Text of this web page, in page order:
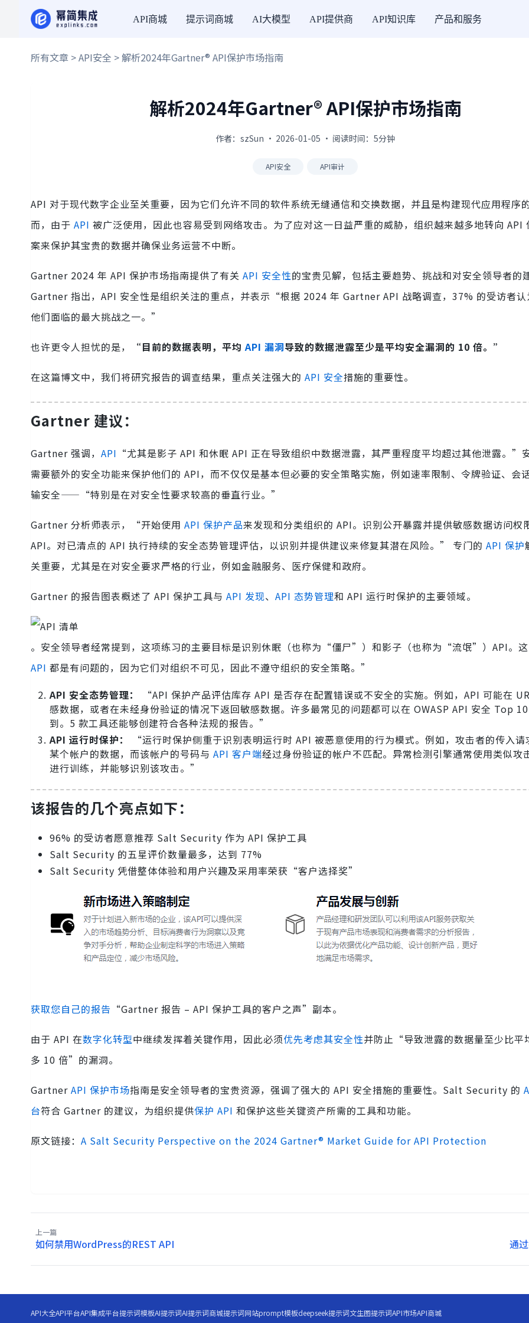
API商城 提示词商城 AI大模型 API提供商 API知识库 产品和服务
所有文章 >API安全 > 解析2024年Gartner® API保护市场指南
解析2024年Gartner® API保护市场指南
作者：szSun · 2026-01-05 · 阅读时间：5分钟
API安全 API审计
API 对于现代数字企业至关重要，因为它们允许不同的软件系统无缝通信和交换数据，并且是构建现代应用程序
而，由于 API 被广泛使用，因此也容易受到网络攻击。为了应对这一日益严重的威胁，组织越来越多地转向 API
案来保护其宝贵的数据并确保业务运营不中断。
Gartner 2024 年 API 保护市场指南提供了有关 API 安全性的宝贵见解，包括主要趋势、挑战和对安全领导者的
Gartner 指出，API 安全性是组织关注的重点，并表示“根据 2024 年 Gartner API 战略调查，37% 的受访者认
他们面临的最大挑战之一。”
也许更令人担忧的是， “目前的数据表明，平均API 漏洞导致的数据泄露至少是平均安全漏洞的 10 倍。”
在这篇博文中，我们将研究报告的调查结果，重点关注强大的 API 安全措施的重要性。
Gartner 建议：
Gartner 强调， API “尤其是影子 API 和休眠 API 正在导致组织中数据泄露，其严重程度平均超过其他泄露。”
需要额外的安全功能来保护他们的 API，而不仅仅是基本但必要的安全策略实施，例如速率限制、令牌验证、会
输安全——“特别是在对安全性要求较高的垂直行业。”
Gartner 分析师表示，“开始使用 API 保护产品来发现和分类组织的 API。识别公开暴露并提供敏感数据访问权
API。对已清点的 API 执行持续的安全态势管理评估，以识别并提供建议来修复其潜在风险。” 专门的 API 保护
关重要，尤其是在对安全要求严格的行业，例如金融服务、医疗保健和政府。
Gartner 的报告图表概述了 API 保护工具与 API 发现、 API 态势管理和 API 运行时保护的主要领域。
。安全领导者经常提到，这项练习的主要目标是识别休眠（也称为“僵尸”）和影子（也称为“流氓”）API。
API 都是有问题的，因为它们对组织不可见，因此不遵守组织的安全策略。”
API 安全态势管理：
“API 保护产品评估库存 API 是否存在配置错误或不安全的实施。例如，API 可能在
感数据，或者在未经身份验证的情况下返回敏感数据。许多最常见的问题都可以在 OWASP API 安全 Top
到。5 款工具还能够创建符合各种法规的报告。”
API 运行时保护：
“运行时保护侧重于识别表明运行时 API 被恶意使用的行为模式。例如，攻击者的传入请
某个帐户的数据，而该帐户的号码与 API 客户端经过身份验证的帐户不匹配。异常检测引擎通常使用类似攻
进行训练，并能够识别该攻击。”
该报告的几个亮点如下：
96% 的受访者愿意推荐 Salt Security 作为 API 保护工具
Salt Security 的五星评价数量最多，达到 77%
Salt Security 凭借整体体验和用户兴趣及采用率荣获“客户选择奖”
获取您自己的报告 “Gartner 报告 – API 保护工具的客户之声”副本。
由于 API 在数字化转型中继续发挥着关键作用，因此必须优先考虑其安全性并防止“导致泄露的数据量至少比平
多 10 倍”的漏洞。
Gartner API 保护市场指南是安全领导者的宝贵资源，强调了强大的 API 安全措施的重要性。Salt Security 的
台符合 Gartner 的建议，为组织提供保护 API 和保护这些关键资产所需的工具和功能。
原文链接： A Salt Security Perspective on the 2024 Gartner® Market Guide for API Protection
上一篇
如何禁用WordPress的REST API 通
API大全API平台API集成平台提示词模板AI提示词AI提示词商城提示词网站prompt模板deepseek提示词文生图提示词API市场API商城